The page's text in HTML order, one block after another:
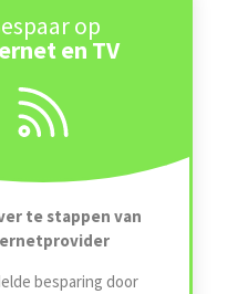
op
en TV
te stappen van
besparing door